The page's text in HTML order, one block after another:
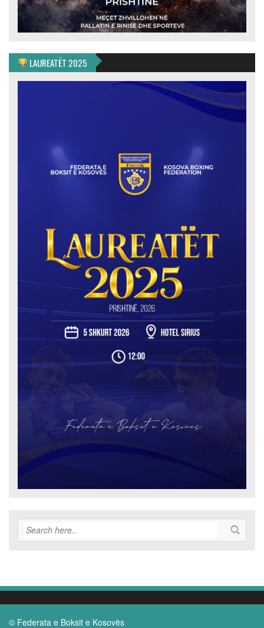
LAUREATËT 2025
© Federata e Boksit e Kosovës